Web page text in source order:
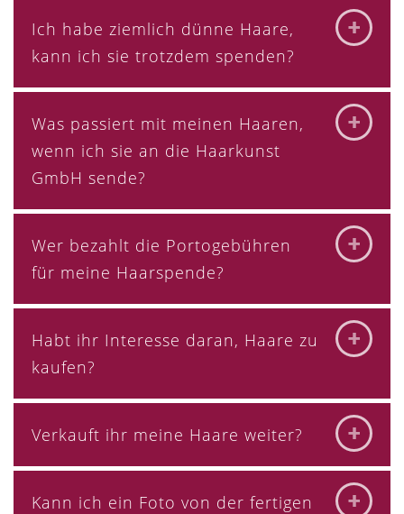
Ich habe ziemlich dünne Haare,
kann ich sie trotzdem spenden?
Was passiert mit meinen Haaren,
wenn ich sie an die Haarkunst
GmbH sende?
Wer bezahlt die Portogebühren
für meine Haarspende?
Habt ihr Interesse daran, Haare zu
kaufen?
Verkauft ihr meine Haare weiter?
Kann ich ein Foto von der fertigen